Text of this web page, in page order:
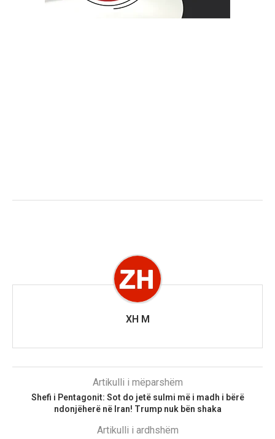
XH M
Artikulli i mëparshëm
Shefi i Pentagonit: Sot do jetë sulmi më i madh i bërë
ndonjëherë në Iran! Trump nuk bën shaka
Artikulli i ardhshëm